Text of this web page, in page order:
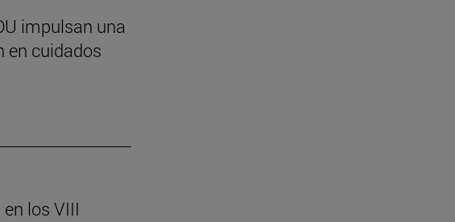
impulsan una
en cuidados
los VIII